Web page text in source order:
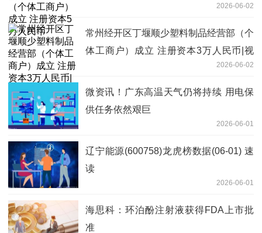
2026-06-02
常州经开区丁堰顺少塑料制品经营部（个
体工商户）成立 注册资本3万人民币|视
2026-06-02
微资讯！广东高温天气仍将持续 用电保
供任务依然艰巨
2026-06-01
辽宁能源(600758)龙虎榜数据(06-01) 速
读
2026-06-01
海思科：环泊酚注射液获得FDA上市批
准